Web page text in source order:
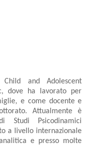
Child and Adolescent
dove ha lavorato per
e come docente e
Attualmente è
Psicodinamici
a livello internazionale
e presso molte